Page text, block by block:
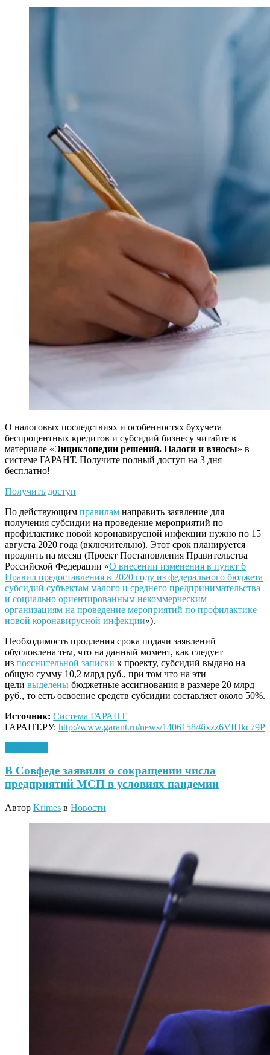
О налоговых последствиях и особенностях бухучета
беспроцентных кредитов и субсидий бизнесу читайте в
материале «Энциклопедии решений. Налоги и взносы» в
системе ГАРАНТ. Получите полный доступ на 3 дня
бесплатно!
Получить доступ
По действующим правилам направить заявление для
получения субсидии на проведение мероприятий по
профилактике новой коронавирусной инфекции нужно по 15
августа 2020 года (включительно). Этот срок планируется
продлить на месяц (Проект Постановления Правительства
Российской Федерации «О внесении изменения в пункт 6
Правил предоставления в 2020 году из федерального бюджета
субсидий субъектам малого и среднего предпринимательства
и социально ориентированным некоммерческим
организациям на проведение мероприятий по профилактике
новой коронавирусной инфекции«).
Необходимость продления срока подачи заявлений
обусловлена тем, что на данный момент, как следует
из пояснительной записки к проекту, субсидий выдано на
общую сумму 10,2 млрд руб., при том что на эти
цели выделены бюджетные ассигнования в размере 20 млрд
руб., то есть освоение средств субсидии составляет около 50%.
Источник: Система ГАРАНТ
ГАРАНТ.РУ: http://www.garant.ru/news/1406158/#ixzz6VIHkc79P
В Совфеде заявили о сокращении числа
предприятий МСП в условиях пандемии
Автор Krimes в Новости